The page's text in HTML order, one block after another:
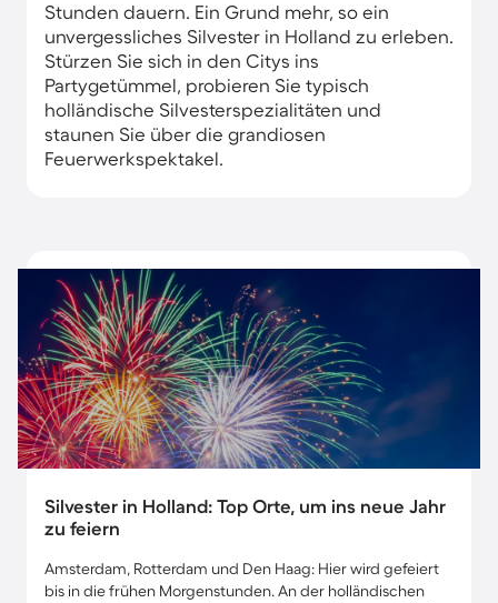
Stunden dauern. Ein Grund mehr, so ein
unvergessliches Silvester in Holland zu erleben.
Stürzen Sie sich in den Citys ins
Partygetümmel, probieren Sie typisch
holländische Silvesterspezialitäten und
staunen Sie über die grandiosen
Feuerwerkspektakel.
Silvester in Holland: Top Orte, um ins neue Jahr
zu feiern
Amsterdam, Rotterdam und Den Haag: Hier wird gefeiert
bis in die frühen Morgenstunden. An der holländischen